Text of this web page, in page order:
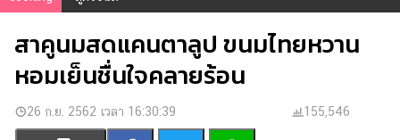
ผล
บอล
สด
การ
เงิน
สาคูนมสดแคนตาลูป ขนมไทยหวาน
หอมเย็นชื่นใจคลายร้อน
26 ก.ย. 2562 เวลา 16:30:39 155,546